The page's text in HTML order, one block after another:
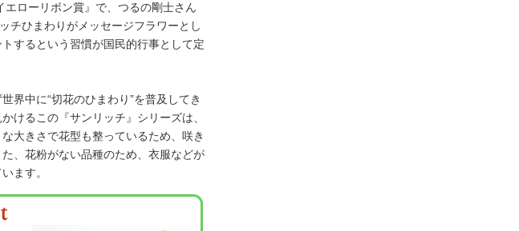
ローリボン賞』で、つるの剛士さん
チひまわりがメッセージフラワーとし
するという習慣が国民的行事として定
界中に“切花のひまわり”を普及してき
けるこの『サンリッチ』シリーズは、
大きさで花型も整っているため、咲き
、花粉がない品種のため、衣服などが
ます。